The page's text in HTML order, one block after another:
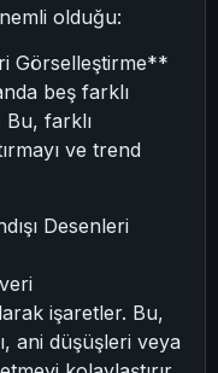
olduğu:
Görselleştirme**
beş farklı
Bu, farklı
ve trend
Desenleri
işaretler. Bu,
ani düşüşleri veya